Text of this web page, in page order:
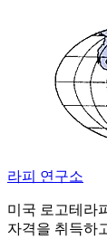
라피 연구소
미국 로고테라
자격을 취득하